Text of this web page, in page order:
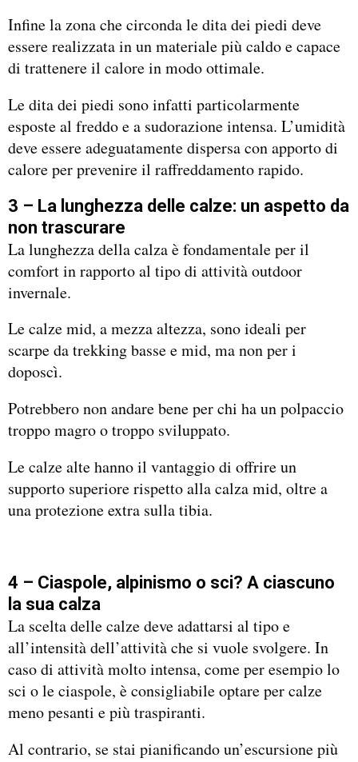
Infine la zona che circonda le dita dei piedi deve
essere realizzata in un materiale più caldo e capace
di trattenere il calore in modo ottimale.
Le dita dei piedi sono infatti particolarmente
esposte al freddo e a sudorazione intensa. L’umidità
deve essere adeguatamente dispersa con apporto di
calore per prevenire il raffreddamento rapido.
3 – La lunghezza delle calze: un aspetto da
non trascurare
La lunghezza della calza è fondamentale per il
comfort in rapporto al tipo di attività outdoor
invernale.
Le calze mid, a mezza altezza, sono ideali per
scarpe da trekking basse e mid, ma non per i
doposcì.
Potrebbero non andare bene per chi ha un polpaccio
troppo magro o troppo sviluppato.
Le calze alte hanno il vantaggio di offrire un
supporto superiore rispetto alla calza mid, oltre a
una protezione extra sulla tibia.
4 – Ciaspole, alpinismo o sci? A ciascuno
la sua calza
La scelta delle calze deve adattarsi al tipo e
all’intensità dell’attività che si vuole svolgere. In
caso di attività molto intensa, come per esempio lo
sci o le ciaspole, è consigliabile optare per calze
meno pesanti e più traspiranti.
Al contrario, se stai pianificando un’escursione più